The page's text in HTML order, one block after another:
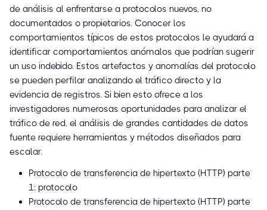
de análisis al enfrentarse a protocolos nuevos, no
documentados o propietarios. Conocer los
comportamientos típicos de estos protocolos le ayudará a
identificar comportamientos anómalos que podrían sugerir
un uso indebido. Estos artefactos y anomalías del protocolo
se pueden perfilar analizando el tráfico directo y la
evidencia de registros. Si bien esto ofrece a los
investigadores numerosas oportunidades para analizar el
tráfico de red, el análisis de grandes cantidades de datos
fuente requiere herramientas y métodos diseñados para
escalar.
Protocolo de transferencia de hipertexto (HTTP) parte
1: protocolo
Protocolo de transferencia de hipertexto (HTTP) parte